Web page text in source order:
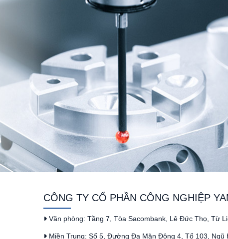
CÔNG TY CỔ PHẦN CÔNG NGHIỆP
Văn phòng: Tầng 7, Tòa Sacombank, Lê Đức Thọ, Từ
Miền Trung: Số 5, Đường Đa Mặn Đông 4, Tổ 103, Ngũ